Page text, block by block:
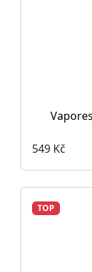
549 Kč
TOP